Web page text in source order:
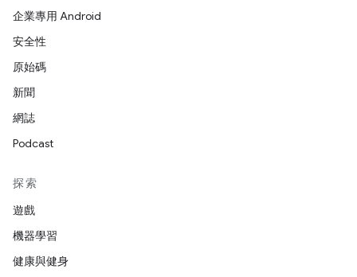
企業專用 Android
安全性
原始碼
新聞
網誌
Podcast
探索
遊戲
機器學習
健康與健身